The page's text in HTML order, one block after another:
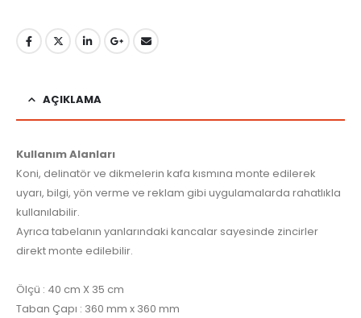
AÇIKLAMA
Kullanım Alanları
Koni, delinatör ve dikmelerin kafa kısmına monte edilerek
uyarı, bilgi, yön verme ve reklam gibi uygulamalarda rahatlıkla
kullanılabilir.
Ayrıca tabelanın yanlarındaki kancalar sayesinde zincirler
direkt monte edilebilir.
Ölçü : 40 cm X 35 cm
Taban Çapı : 360 mm x 360 mm